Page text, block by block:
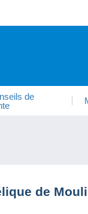
de
de